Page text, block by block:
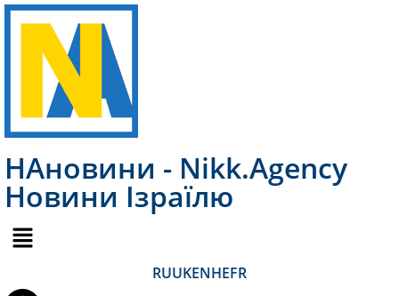
НАновини - Nikk.Agency
Новини Ізраїлю
RUUKENHEFR